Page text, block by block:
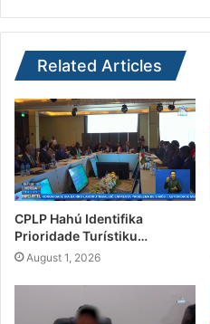
Related Articles
CPLP Hahú Identifika
Prioridade Turístiku…
August 1, 2026